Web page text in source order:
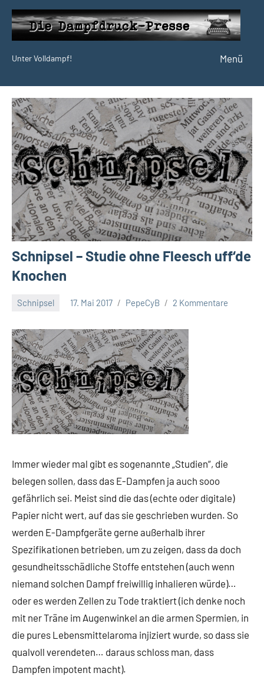
Zum
Inhalt
springen
Dampfdruck-
Presse
Unter Volldampf! Menü
Schnipsel – Studie ohne Fleesch uff‘de
Knochen
Schnipsel 17. Mai 2017 PepeCyB 2 Kommentare
Immer wieder mal gibt es sogenannte „Studien“, die
belegen sollen, dass das E-Dampfen ja auch sooo
gefährlich sei. Meist sind die das (echte oder digitale)
Papier nicht wert, auf das sie geschrieben wurden. So
werden E-Dampfgeräte gerne außerhalb ihrer
Spezifikationen betrieben, um zu zeigen, dass da doch
gesundheitsschädliche Stoffe entstehen (auch wenn
niemand solchen Dampf freiwillig inhalieren würde)…
oder es werden Zellen zu Tode traktiert (ich denke noch
mit ner Träne im Augenwinkel an die armen Spermien, in
die pures Lebensmittelaroma injiziert wurde, so dass sie
qualvoll verendeten… daraus schloss man, dass
Dampfen impotent macht).